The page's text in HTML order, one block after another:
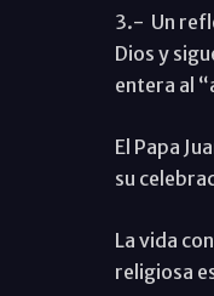
3.- Un
Dios y
entera al
El Papa
su
La vida
religiosa